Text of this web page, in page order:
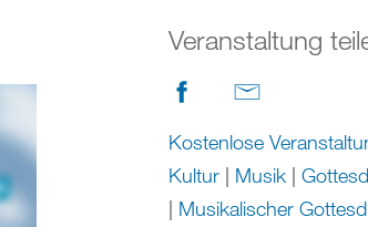
Veranstaltung
Kostenlose
Kultur| Musik|
| Musikalischer